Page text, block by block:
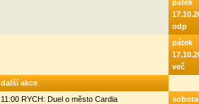
pátek
odp
pátek
več
další akce
11:00 RYCH: Duel o město Cardia
sobota